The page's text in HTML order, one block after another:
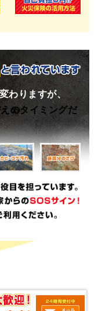
わりますが、
のタイミングだ